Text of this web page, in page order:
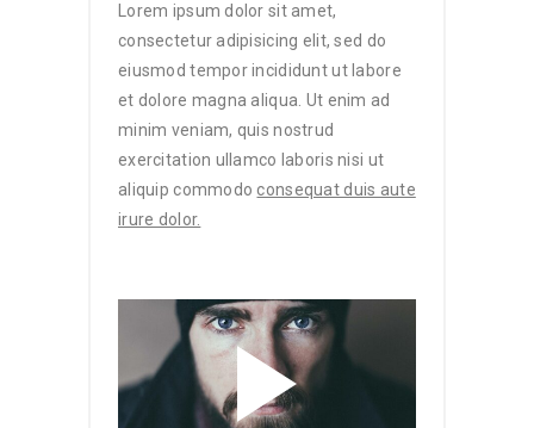
Lorem ipsum dolor sit amet,
consectetur adipisicing elit, sed do
eiusmod tempor incididunt ut labore
et dolore magna aliqua. Ut enim ad
minim veniam, quis nostrud
exercitation ullamco laboris nisi ut
aliquip commodo consequat duis aute
irure dolor.